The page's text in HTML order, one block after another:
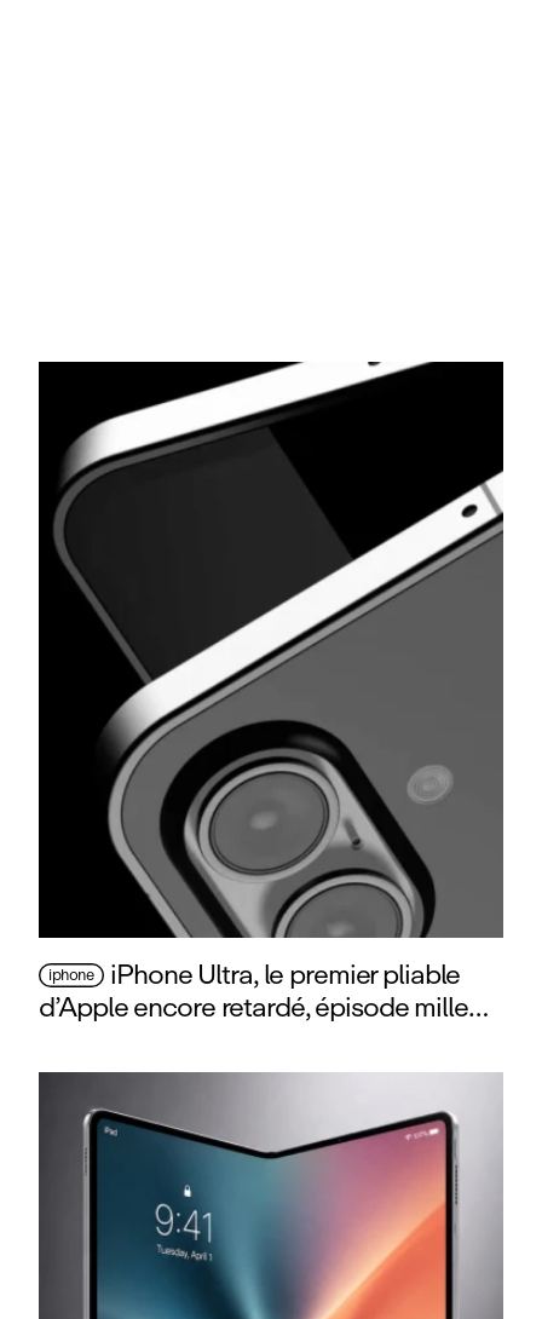
iphone iPhone Ultra, le premier pliable
d’Apple encore retardé, épisode mille…